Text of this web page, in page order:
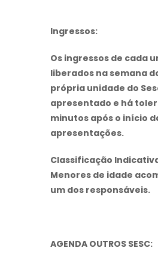
Ingressos:
Os ingressos de cada
liberados na semana
própria unidade do
apresentado e há
minutos após o início
apresentações.
Classificação
Menores de idade
um dos responsáveis.
AGENDA OUTROS SESC: